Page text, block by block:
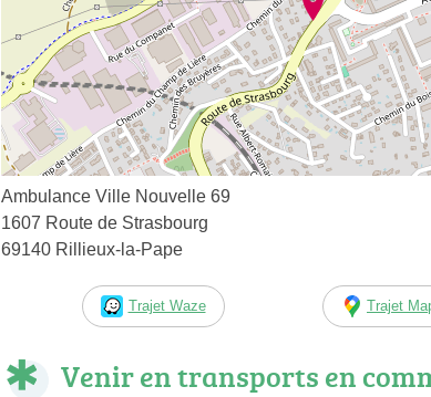
Ambulance Ville Nouvelle 69
1607 Route de Strasbourg
69140 Rillieux-la-Pape
Trajet Waze Trajet
Venir en transports en